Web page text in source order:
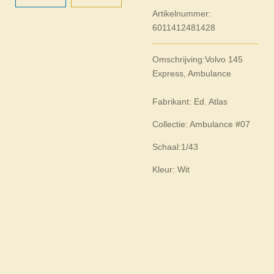
Artikelnummer:
6011412481428
Omschrijving:Volvo 145
Express, Ambulance
Fabrikant: Ed. Atlas
Collectie: Ambulance #07
Schaal:1/43
Kleur: Wit